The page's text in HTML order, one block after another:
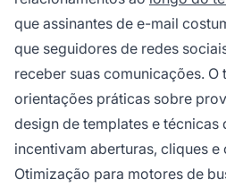
que assinantes de e-mail
que seguidores de redes
receber suas comunicações. O
orientações práticas sobre
design de templates e
incentivam aberturas, cliques e
Otimização para motores de